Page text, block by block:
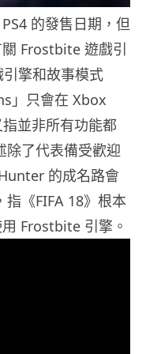
的發售日期，但
Frostbite 遊戲引
擎和故事模式
」只會在 Xbox
並非所有功能都
除了代表備受歡迎
的成名路會
《FIFA 18》根本
Frostbite 引擎。